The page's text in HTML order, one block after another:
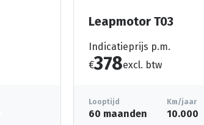
Leapmotor T03
Indicatieprijs p.m.
€378excl. btw
Looptijd
60 maanden
Km/jaar
10.000